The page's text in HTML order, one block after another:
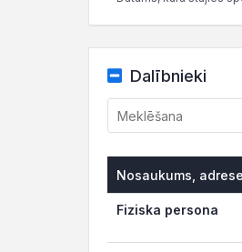
Dalībnieki
Nosaukums, adrese
Fiziska persona